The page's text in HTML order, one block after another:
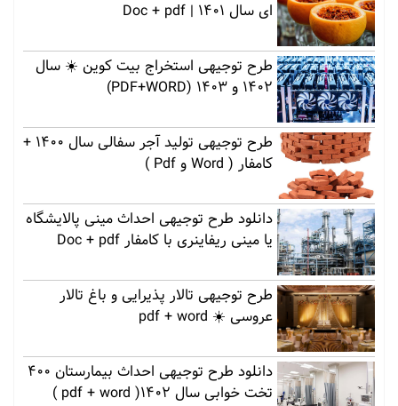
ای سال 1401 | Doc + pdf
طرح توجیهی استخراج بیت کوین ☀️ سال
1402 و 1403 (PDF+WORD)
طرح توجیهی تولید آجر سفالی سال 1400 +
کامفار ( Word و Pdf )
دانلود طرح توجیهی احداث مینی پالایشگاه
یا مینی ریفاینری با کامفار Doc + pdf
طرح توجیهی تالار پذیرایی و باغ تالار
عروسی ☀️ pdf + word
دانلود طرح توجیهی احداث بیمارستان 400
تخت خوابی سال 1402( pdf + word )